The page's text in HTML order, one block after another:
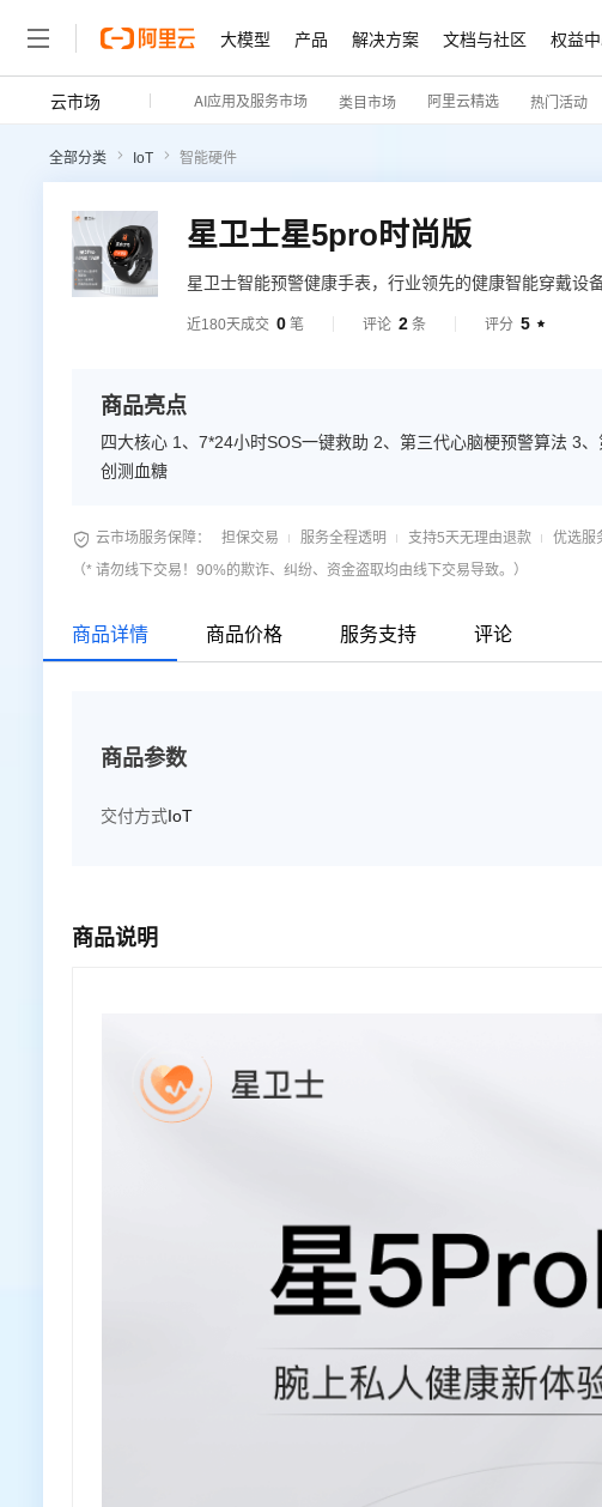
大模型 产品 解决方案 文档与社区 权益
云市场 AI应用及服务市场 类目市场 阿里云精选 热门活动
全部分类 IoT 智能硬件
星卫士星5pro时尚版
星卫士智能预警健康手表，行业领先的健康智能穿戴设
近180天成交 0 笔 评论 2 条 评分 5 
商品亮点
四大核心 1、7*24小时SOS一键救助 2、第三代心脑梗预警算法 3
创测血糖
 云市场服务保障： 担保交易 服务全程透明 支持5天无理由退款
优选服
（* 请勿线下交易！90%的欺诈、纠纷、资金盗取均由线下交易导致。）
商品详情 商品价格 服务支持 评论
商品参数
交付方式IoT
商品说明